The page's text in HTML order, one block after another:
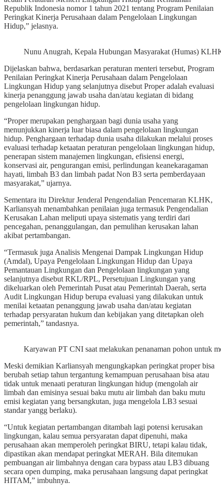
Republik Indonesia nomor 1 tahun 2021 tentang Program Penilaian
Peringkat Kinerja Perusahaan dalam Pengelolaan Lingkungan
Hidup,” jelasnya.
Nunu Anugrah, Kepala Hubungan Masyarakat (Humas)
Dijelaskan bahwa, berdasarkan peraturan menteri tersebut, Program
Penilaian Peringkat Kinerja Perusahaan dalam Pengelolaan
Lingkungan Hidup yang selanjutnya disebut Proper adalah evaluasi
kinerja penanggung jawab usaha dan/atau kegiatan di bidang
pengelolaan lingkungan hidup.
“Proper merupakan penghargaan bagi dunia usaha yang
menunjukkan kinerja luar biasa dalam pengelolaan lingkungan
hidup. Penghargaan terhadap dunia usaha dilakukan melalui proses
evaluasi terhadap ketaatan peraturan pengelolaan lingkungan hidup,
penerapan sistem manajemen lingkungan, efisiensi energi,
konservasi air, pengurangan emisi, perlindungan keanekaragaman
hayati, limbah B3 dan limbah padat Non B3 serta pemberdayaan
masyarakat,” ujarnya.
Sementara itu Direktur Jenderal Pengendalian Pencemaran KLHK,
Karliansyah menambahkan penilaian juga termasuk Pengendalian
Kerusakan Lahan meliputi upaya sistematis yang terdiri dari
pencegahan, penanggulangan, dan pemulihan kerusakan lahan
akibat pertambangan.
“Termasuk juga Analisis Mengenai Dampak Lingkungan Hidup
(Amdal), Upaya Pengelolaan Lingkungan Hidup dan Upaya
Pemantauan Lingkungan dan Pengelolaan lingkungan yang
selanjutnya disebut RKL/RPL, Persetujuan Lingkungan yang
dikeluarkan oleh Pemerintah Pusat atau Pemerintah Daerah, serta
Audit Lingkungan Hidup berupa evaluasi yang dilakukan untuk
menilai ketaatan penanggung jawab usaha dan/atau kegiatan
terhadap persyaratan hukum dan kebijakan yang ditetapkan oleh
pemerintah,” tandasnya.
Karyawan PT CNI saat melakukan penanaman pohon untuk
Meski demikian Karliansyah mengungkapkan peringkat proper bisa
berubah setiap tahun tergantung kemampuan perusahaan bisa atau
tidak untuk menaati peraturan lingkungan hidup (mengolah air
limbah dan emisinya sesuai baku mutu air limbah dan baku mutu
emisi kegiatan yang bersangkutan, juga mengelola LB3 sesuai
standar yangg berlaku).
“Untuk kegiatan pertambangan ditambah lagi potensi kerusakan
lingkungan, kalau semua persyaratan dapat dipenuhi, maka
perusahaan akan memperoleh peringkat BIRU, tetapi kalau tidak,
dipastikan akan mendapat peringkat MERAH. Bila ditemukan
pembuangan air limbahnya dengan cara bypass atau LB3 dibuang
secara open dumping, maka perusahaan langsung dapat peringkat
HITAM,” imbuhnya.